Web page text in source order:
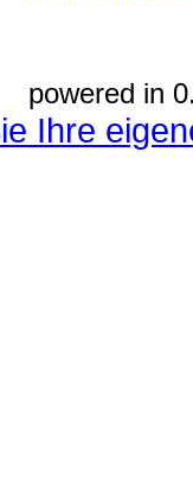
powered in
Ihre